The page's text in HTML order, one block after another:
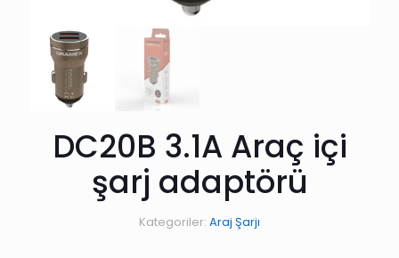
DC20B 3.1A Araç içi
şarj adaptörü
Kategoriler: Araj Şarjı